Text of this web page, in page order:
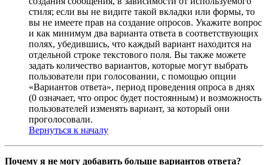
стиля; если вы не видите такой вкладки или формы, то
вы не имеете прав на создание опросов. Укажите вопрос
и как минимум два варианта ответа в соответствующих
полях, убедившись, что каждый вариант находится на
отдельной строке текстового поля. Вы также можете
задать количество вариантов, которые могут выбрать
пользователи при голосовании, с помощью опции
«Вариантов ответа», период проведения опроса в днях
(0 означает, что опрос будет постоянным) и возможность
пользователей изменять вариант, за который они
проголосовали.
Вернуться к началу
Почему я не могу добавить больше вариантов ответа?